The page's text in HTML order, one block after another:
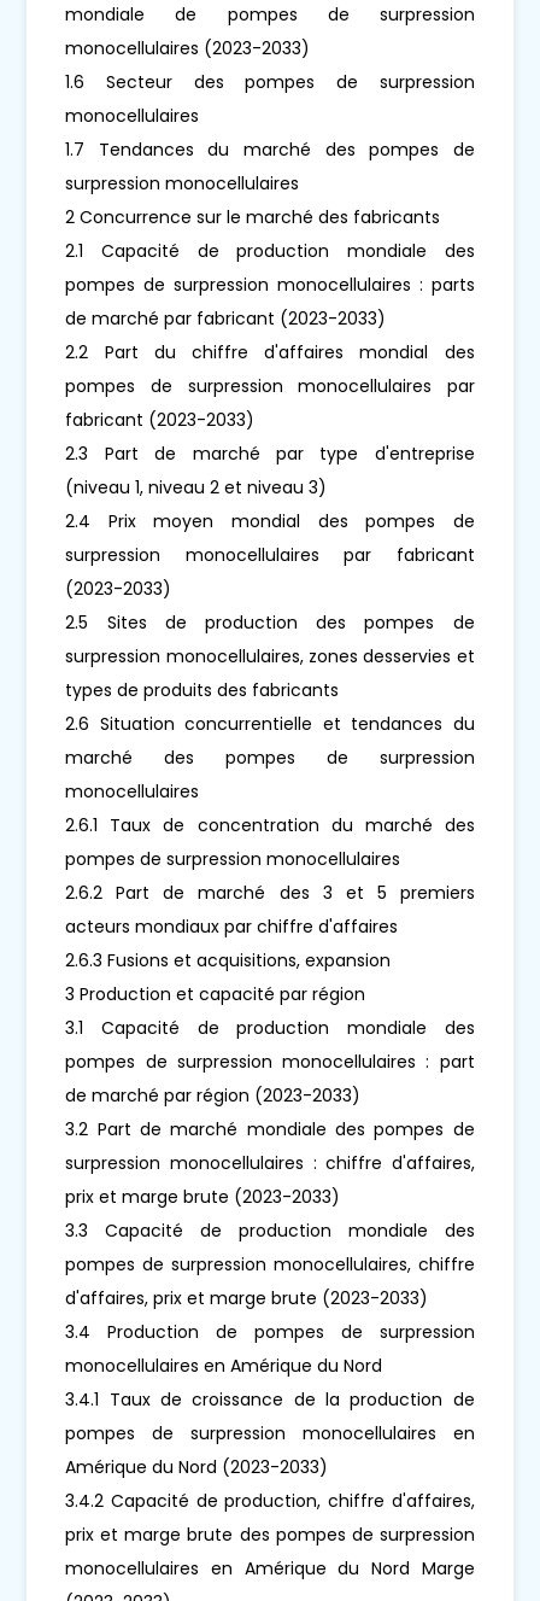
mondiale de pompes de surpression
monocellulaires (2023-2033)
1.6 Secteur des pompes de surpression
monocellulaires
1.7 Tendances du marché des pompes de
surpression monocellulaires
2 Concurrence sur le marché des fabricants
2.1 Capacité de production mondiale des
pompes de surpression monocellulaires : parts
de marché par fabricant (2023-2033)
2.2 Part du chiffre d'affaires mondial des
pompes de surpression monocellulaires par
fabricant (2023-2033)
2.3 Part de marché par type d'entreprise
(niveau 1, niveau 2 et niveau 3)
2.4 Prix moyen mondial des pompes de
surpression monocellulaires par fabricant
(2023-2033)
2.5 Sites de production des pompes de
surpression monocellulaires, zones desservies et
types de produits des fabricants
2.6 Situation concurrentielle et tendances du
marché des pompes de surpression
monocellulaires
2.6.1 Taux de concentration du marché des
pompes de surpression monocellulaires
2.6.2 Part de marché des 3 et 5 premiers
acteurs mondiaux par chiffre d'affaires
2.6.3 Fusions et acquisitions, expansion
3 Production et capacité par région
3.1 Capacité de production mondiale des
pompes de surpression monocellulaires : part
de marché par région (2023-2033)
3.2 Part de marché mondiale des pompes de
surpression monocellulaires : chiffre d'affaires,
prix et marge brute (2023-2033)
3.3 Capacité de production mondiale des
pompes de surpression monocellulaires, chiffre
d'affaires, prix et marge brute (2023-2033)
3.4 Production de pompes de surpression
monocellulaires en Amérique du Nord
3.4.1 Taux de croissance de la production de
pompes de surpression monocellulaires en
Amérique du Nord (2023-2033)
3.4.2 Capacité de production, chiffre d'affaires,
prix et marge brute des pompes de surpression
monocellulaires en Amérique du Nord Marge